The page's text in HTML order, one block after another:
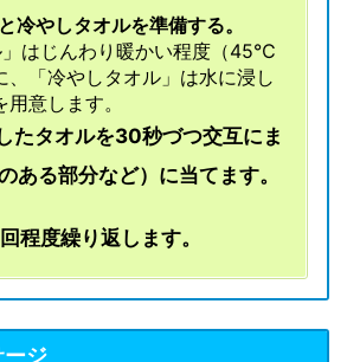
やしタオルを準備する。
はじんわり暖かい程度（45℃
、「冷やしタオル」は水に浸し
意します。
タオルを30秒づつ交互にま
ある部分など）に当てます。
度繰り返します。
ジ